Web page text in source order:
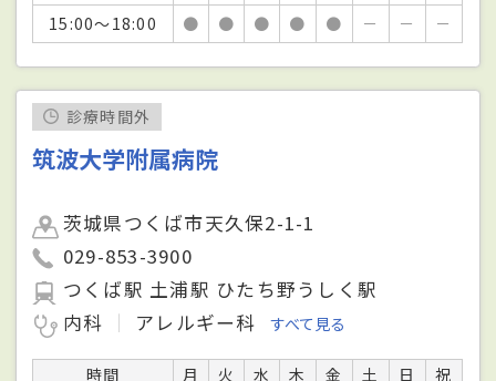
15:00～18:00
● ● ● ● ● － － －
診療時間外
筑波大学附属病院
茨城県つくば市天久保2-1-1
029-853-3900
つくば駅 土浦駅 ひたち野うしく駅
内科
アレルギー科 すべて見る
時間 月 火 水 木 金 土 日
祝